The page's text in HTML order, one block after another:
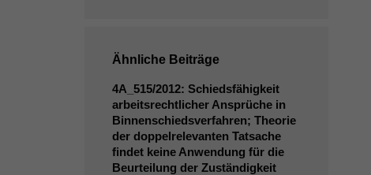
Ähnliche Beiträge
4A_515/2012: Schiedsfähigkeit
arbeitsrechtlicher Ansprüche in
Binnenschiedsverfahren; Theorie
der doppelrelevanten Tatsache
findet keine Anwendung für die
Beurteilung der Zuständigkeit